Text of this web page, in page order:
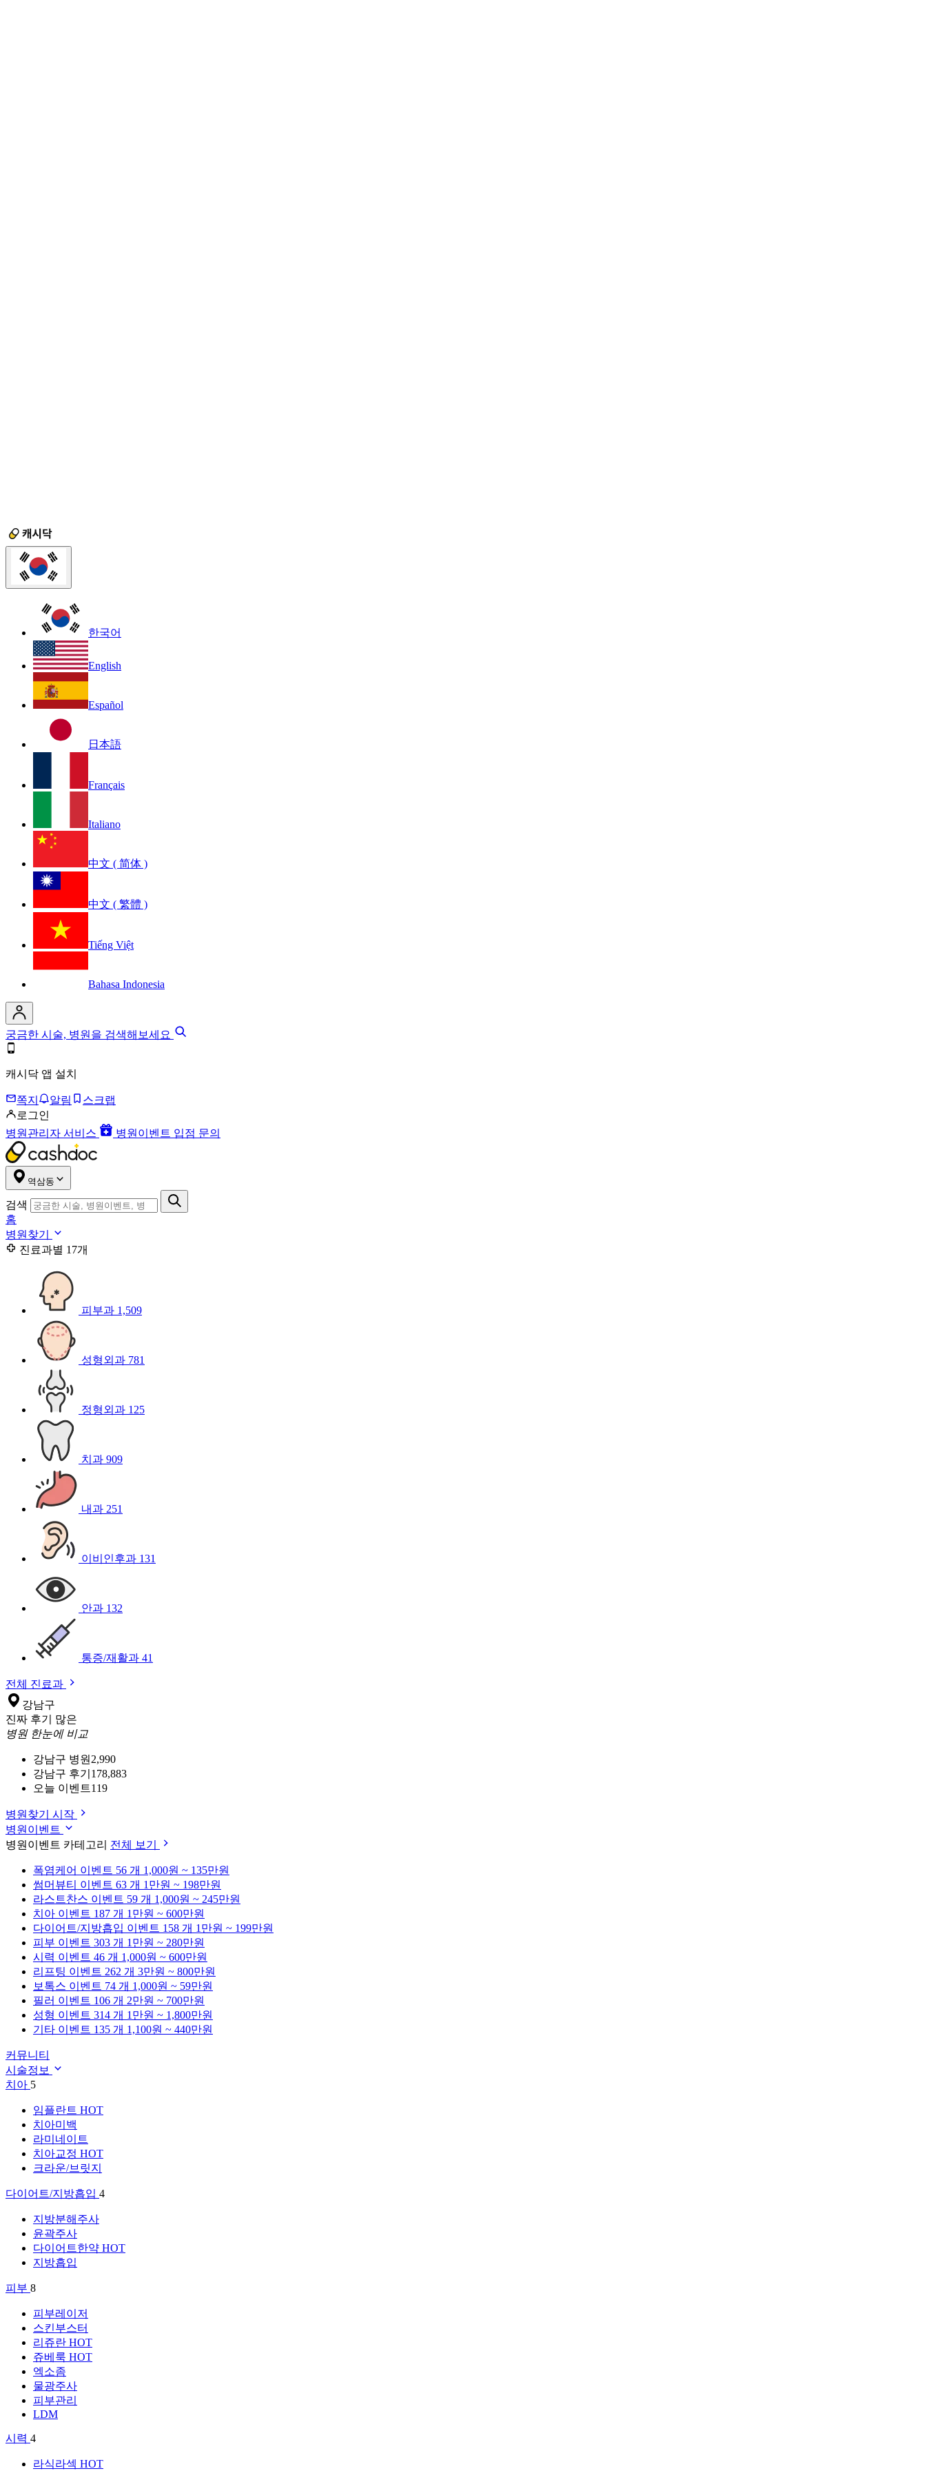
한국어
English
Español
日本語
Français
Italiano
中文 ( 简体 )
中文 ( 繁體 )
Tiếng Việt
Bahasa Indonesia
궁금한 시술, 병원을 검색해보세요
캐시닥 앱 설치
쪽지 알림
스크랩
로그인
병원관리자 서비스
병원이벤트 입점 문의
역삼동
검색
홈
병원찾기
진료과별 17개
피부과 1,509
성형외과 781
정형외과 125
치과 909
내과 251
이비인후과 131
안과 132
통증/재활과 41
전체 진료과
강남구
진짜 후기 많은
병원 한눈에 비교
강남구 병원 2,990
강남구 후기 178,883
오늘 이벤트119
병원찾기 시작
병원이벤트
병원이벤트 카테고리 전체 보기
폭염케어 이벤트 56 개 1,000원 ~ 135만원
썸머뷰티 이벤트 63 개 1만원 ~ 198만원
라스트찬스 이벤트 59 개 1,000원 ~ 245만원
치아 이벤트 187 개 1만원 ~ 600만원
다이어트/지방흡입 이벤트 158 개 1만원 ~ 199만원
피부 이벤트 303 개 1만원 ~ 280만원
시력 이벤트 46 개 1,000원 ~ 600만원
리프팅 이벤트 262 개 3만원 ~ 800만원
보톡스 이벤트 74 개 1,000원 ~ 59만원
필러 이벤트 106 개 2만원 ~ 700만원
성형 이벤트 314 개 1만원 ~ 1,800만원
기타 이벤트 135 개 1,100원 ~ 440만원
커뮤니티
시술정보
치아 5
임플란트 HOT
치아미백
라미네이트
치아교정 HOT
크라운/브릿지
다이어트/지방흡입 4
지방분해주사
윤곽주사
다이어트한약 HOT
지방흡입
피부 8
피부레이저
스킨부스터
리쥬란 HOT
쥬베룩 HOT
엑소좀
물광주사
피부관리
LDM
시력 4
라식라섹 HOT